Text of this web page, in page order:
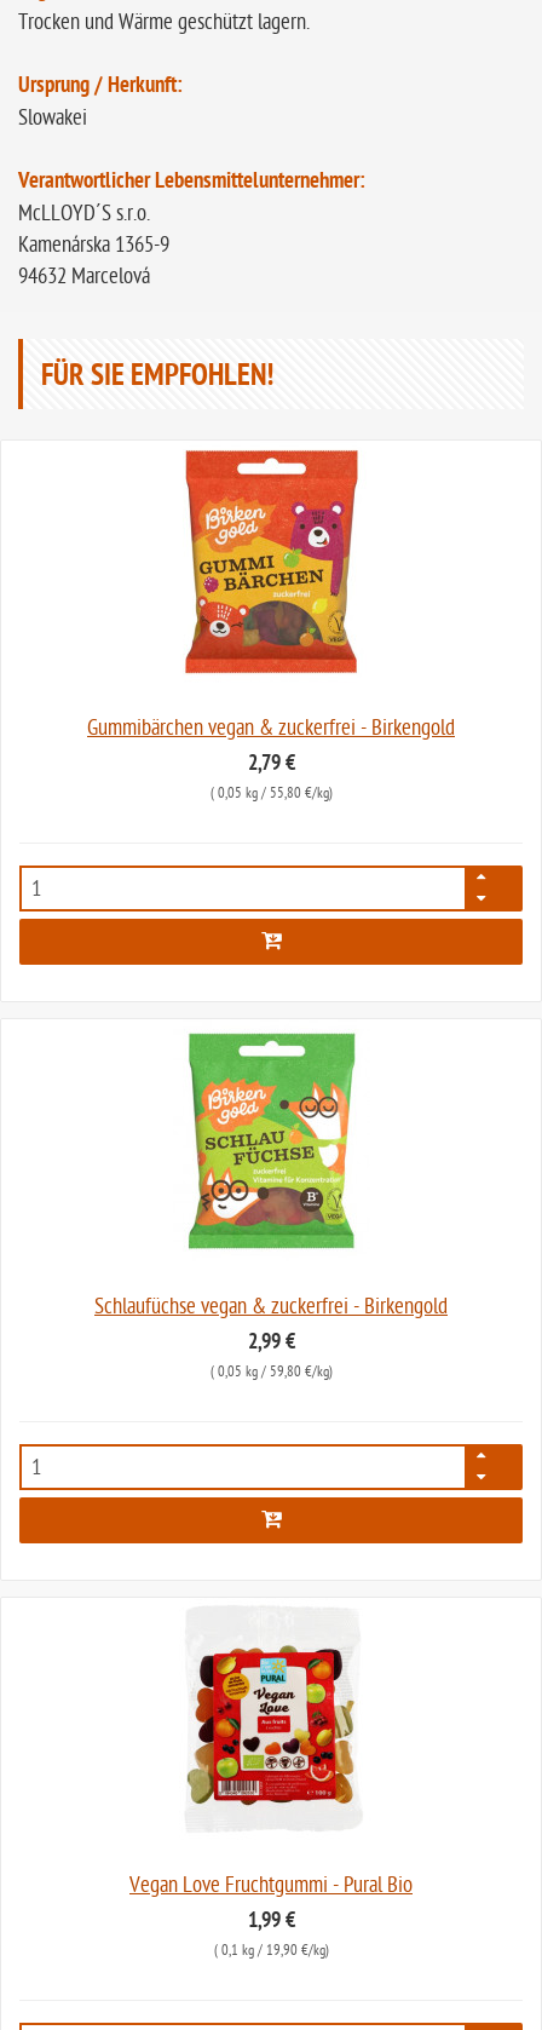
Trocken und Wärme geschützt lagern.
Ursprung / Herkunft:
Slowakei
Verantwortlicher Lebensmittelunternehmer:
McLLOYD´S s.r.o.
Kamenárska 1365-9
94632 Marcelová
FÜR SIE EMPFOHLEN!
Gummibärchen vegan & zuckerfrei - Birkengold
2,79 €
( 0,05 kg/ 55,80 €/kg)
6376
Schlaufüchse vegan & zuckerfrei - Birkengold
2,99 €
( 0,05 kg/ 59,80 €/kg)
6684
Vegan Love Fruchtgummi - Pural Bio
1,99 €
( 0,1 kg/ 19,90 €/kg)